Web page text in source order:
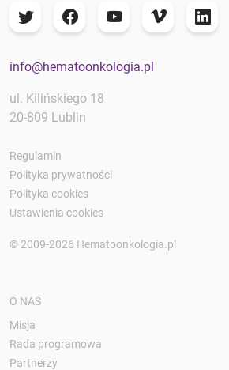
info@hematoonkologia.pl
ul. Kilińskiego 18
20-809 Lublin
Regulamin
Polityka prywatności
Polityka cookies
Ustawienia cookies
© 2009-2026 Hematoonkologia.pl
O NAS
Misja
Rada programowa
Partnerzy